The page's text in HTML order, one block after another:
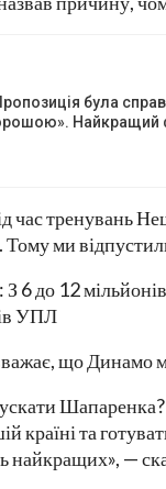
була
Найкращий
час тренувань
Тому ми
6 до 12
УПЛ
що Динамо
країні та
найкращих», —